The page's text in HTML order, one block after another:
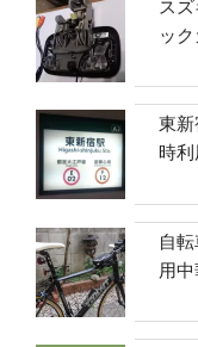
ス
ッ
東
時
自
用